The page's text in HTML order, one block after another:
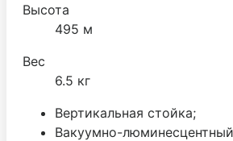
Высота
495 м
Вес
6.5 кг
Вертикальная стойка;
Вакуумно-